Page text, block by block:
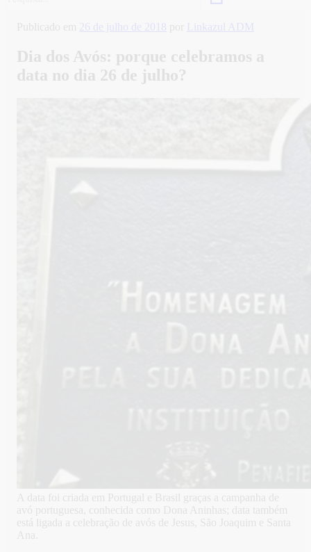
Publicado em 26 de julho de 2018 por Linkazul ADM
Dia dos Avós: porque celebramos a
data no dia 26 de julho?
A data foi criada em Portugal e Brasil graças a campanha de
avó portuguesa, conhecida como Dona Aninhas; data também
está ligada a celebração de avós de Jesus, São Joaquim e Santa
Ana.